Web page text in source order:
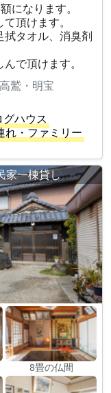
になります。
頂けます。
タオル、消臭剤
で頂けます。
鷲・明宝
グハウス
れ・ファミリー
家一棟貸し
8畳の仏間